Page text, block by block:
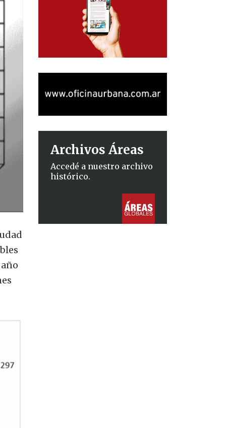
Archivos Áreas
Accedé a nuestro archivo
histórico.